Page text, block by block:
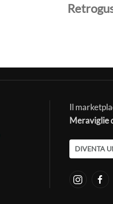
Il
Meraviglie
DIVENTA